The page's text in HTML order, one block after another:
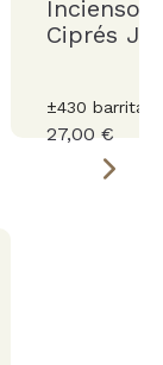
Incienso
Ciprés
±430 barritas.
27,00 €